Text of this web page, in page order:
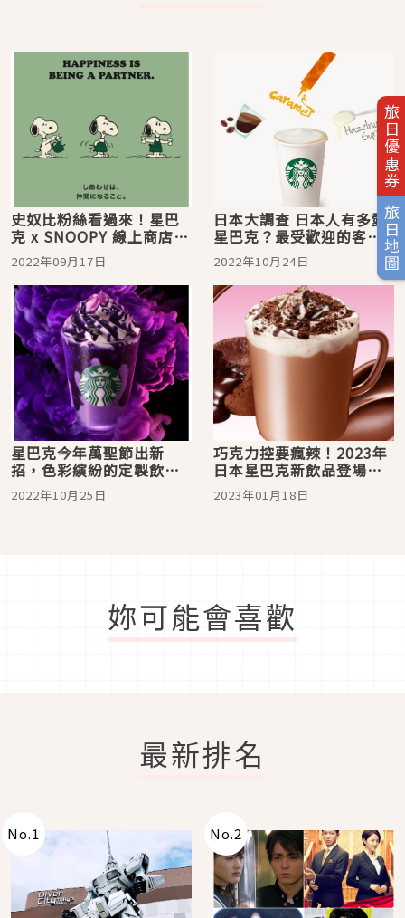
旅日優惠券
旅日地圖
史奴比粉絲看過來！星巴
克 x SNOOPY 線上商店限
定販售，PEANUTS家族等
你來收集
2022年09月17日
日本大調查 日本人有多愛
星巴克？最受歡迎的客製
化飲料5選
2022年10月24日
星巴克今年萬聖節出新
招，色彩縯紛的定製飲
料，讓你成為路上最吸引
目光的搞怪之星！
2022年10月25日
巧克力控要瘋辣！2023年
日本星巴克新飲品登場：
超人氣「翻糖巧克力星冰
樂」來日本就能喝到啦
2023年01月18日
妳可能會喜歡
最新排名
No.1 No.2